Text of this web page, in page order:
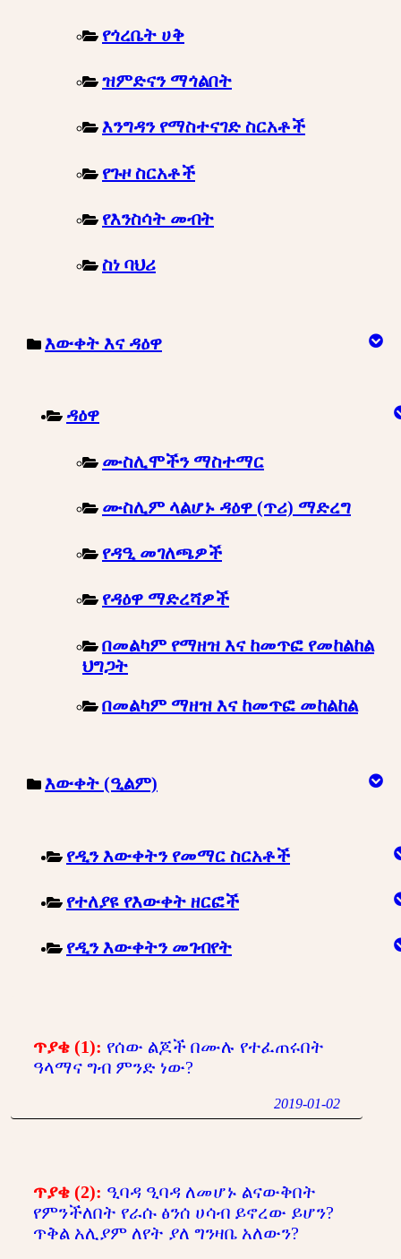
የጎረቤት ሀቅ
ዝምድናን ማጎልበት
እንግዳን የማስተናገድ ስርአቶች
የጉዞ ስርአቶች
የእንስሳት መብት
ስነ ባህሪ
እውቀት እና ዳዕዋ
ዳዕዋ
ሙስሊሞችን ማስተማር
ሙስሊም ላልሆኑ ዳዕዋ (ጥሪ) ማድረግ
የዳዒ መገለጫዎች
የዳዕዋ ማድረሻዎች
በመልካም የማዘዝ እና ከመጥፎ የመከልከል
ህግጋት
በመልካም ማዘዝ እና ከመጥፎ መከልከል
እውቀት (ዒልም)
የዲን እውቀትን የመማር ስርአቶች
የተለያዩ የእውቀት ዘርፎች
የዲን እውቀትን መገብየት
ጥያቄ (1): የሰው ልጆች በሙሉ የተፈጠሩበት
ዓላማና ግብ ምንድ ነው?
2019-01-02
ጥያቄ (2): ዒባዳ ዒባዳ ለመሆኑ ልናውቅበት
የምንችለበት የራሱ ፅንሰ ሀሳብ ይኖረው ይሆን?
ጥቅል አሊያም ለየት ያለ ግንዛቤ አለውን?